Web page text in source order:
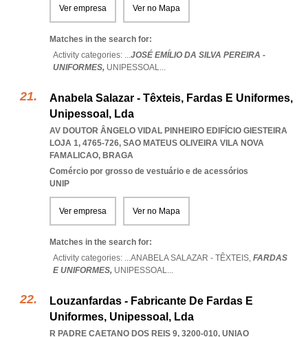
Ver empresa Ver no Mapa
Matches in the search for:
Activity categories: ...JOSÉ EMÍLIO DA SILVA PEREIRA -
UNIFORMES, UNIPESSOAL...
Anabela Salazar - Têxteis, Fardas E Uniformes,
Unipessoal, Lda
AV DOUTOR ÂNGELO VIDAL PINHEIRO EDIFÍCIO GIESTEIRA
LOJA 1, 4765-726, SAO MATEUS OLIVEIRA VILA NOVA
FAMALICAO, BRAGA
Comércio por grosso de vestuário e de acessórios
UNIP
Ver empresa Ver no Mapa
Matches in the search for:
Activity categories: ...ANABELA SALAZAR - TÊXTEIS, FARDAS
E UNIFORMES, UNIPESSOAL...
Louzanfardas - Fabricante De Fardas E
Uniformes, Unipessoal, Lda
R PADRE CAETANO DOS REIS 9, 3200-010, UNIAO